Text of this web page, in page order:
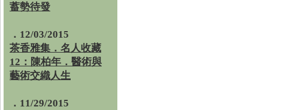
蓄勢待發
．12/03/2015
茶香雅集．名人收藏
12：陳柏年．醫術與
藝術交織人生
．11/29/2015